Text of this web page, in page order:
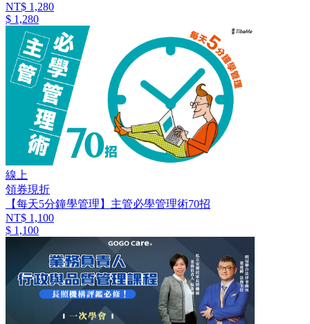
NT$ 1,280
$ 1,280
線上
領券現折
【每天5分鐘學管理】主管必學管理術70招
NT$ 1,100
$ 1,100